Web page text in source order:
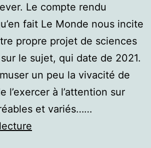
Le compte rendu
fait Le Monde nous incite
propre projet de sciences
le sujet, qui date de 2021.
un peu la vivacité de
l’exercer à l’attention sur
et variés……